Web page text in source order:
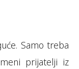
Samo treba
prijatelji iz